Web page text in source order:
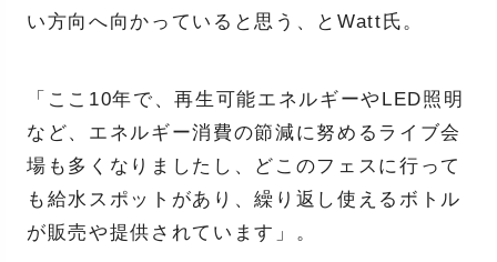
い方向へ向かっていると思う、とWatt氏。
「ここ10年で、再生可能エネルギーやLED照明
など、エネルギー消費の節減に努めるライブ会
場も多くなりましたし、どこのフェスに行って
も給水スポットがあり、繰り返し使えるボトル
が販売や提供されています」。